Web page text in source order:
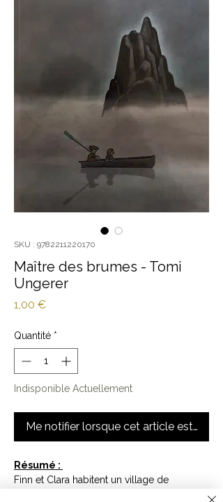
SKU : 9782211220170
Maître des brumes - Tomi
Ungerer
1,00 €Prix
Quantité *
Indisponible Actuellement
Me notifier lorsque cet article est
Résumé :
Finn et Clara habitent un village de